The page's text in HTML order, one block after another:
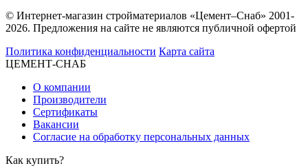
© Интернет-магазин стройматериалов «Цемент–Снаб» 2001-
2026. Предложения на сайте не являются публичной офертой
Политика конфиденциальности Карта сайта
ЦЕМЕНТ-СНАБ
О компании
Производители
Сертификаты
Вакансии
Согласие на обработку персональных данных
Как купить?